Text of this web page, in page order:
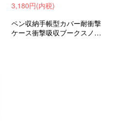
3,180円(内税)
ペン収納手帳型カバー耐衝撃
ケース衝撃吸収ブークスノバ